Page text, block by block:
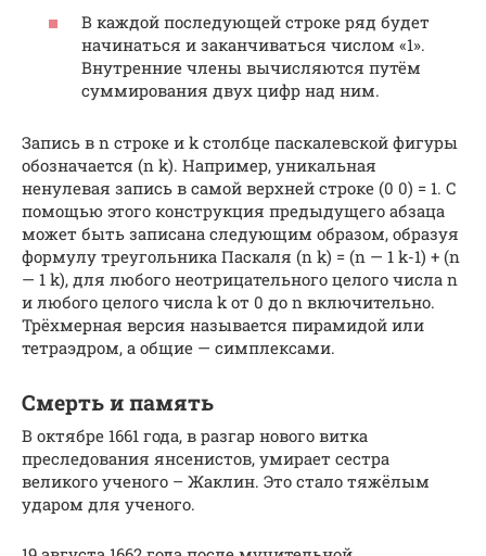
В каждой последующей строке ряд будет
начинаться и заканчиваться числом «1».
Внутренние члены вычисляются путём
суммирования двух цифр над ним.
Запись в n строке и k столбце паскалевской фигуры
обозначается (n k). Например, уникальная
ненулевая запись в самой верхней строке (0 0) = 1. С
помощью этого конструкция предыдущего абзаца
может быть записана следующим образом, образуя
формулу треугольника Паскаля (n k) = (n — 1 k-1) + (n
— 1 k), для любого неотрицательного целого числа n
и любого целого числа k от 0 до n включительно.
Трёхмерная версия называется пирамидой или
тетраэдром, а общие — симплексами.
Смерть и память
В октябре 1661 года, в разгар нового витка
преследования янсенистов, умирает сестра
великого ученого – Жаклин. Это стало тяжёлым
ударом для ученого.